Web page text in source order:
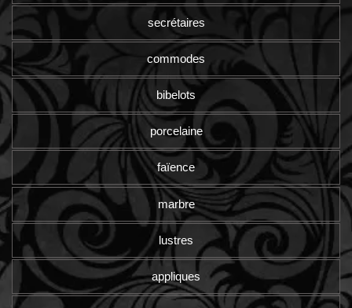
secrétaires
commodes
bibelots
porcelaine
faïence
marbre
lustres
appliques